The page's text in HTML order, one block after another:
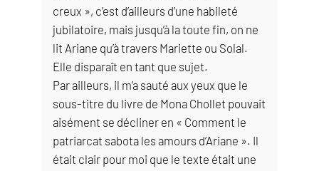
creux », c’est d’ailleurs d’une habileté
jubilatoire, mais jusqu’à la toute fin, on ne
lit Ariane qu’à travers Mariette ou Solal.
Elle disparaît en tant que sujet.
Par ailleurs, il m’a sauté aux yeux que le
sous-titre du livre de Mona Chollet pouvait
aisément se décliner en « Comment le
patriarcat sabota les amours d’Ariane ». Il
était clair pour moi que le texte était une